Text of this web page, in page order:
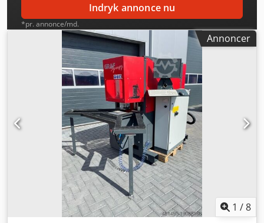
Indryk annonce nu
*pr. annonce/md.
Annoncer
1 /8